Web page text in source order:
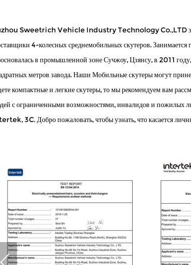
Sweetrich Vehicle Industry Technology Co.,LTD
4-колесных среднемобильных скутеров.
в промышленной зоне Сучжоу, Цзянсу, в 2011
метров завода. Наши Мобильные скутеры могут
компактные и легкие скутеры, то мы рекомендуем вам
с ограниченными возможностями, инвалидов и пожилых
3C. Добро пожаловать, чтобы узнать, что касается